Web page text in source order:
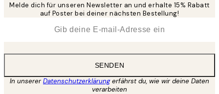
Melde dich für unseren Newsletter an und erhalte 15% Rabatt
auf Poster bei deiner nächsten Bestellung!
SENDEN
In unsererDatenschutzerklärungerfährst du, wie wir deine Daten
verarbeiten